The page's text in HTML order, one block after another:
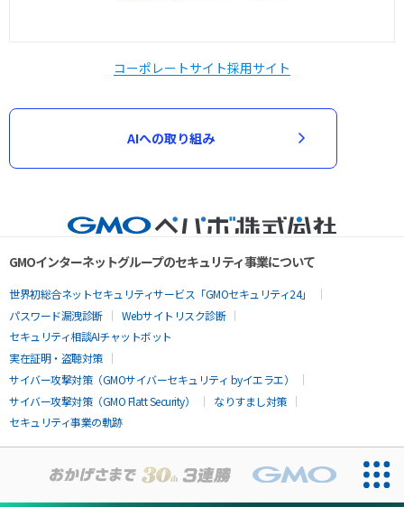
コーポレートサイト採用サイト
AIへの取り組み
GMOインターネットグループのセキュリティ事業について
世界初総合ネットセキュリティサービス「GMOセキュリティ24」
パスワード漏洩診断
Webサイトリスク診断
セキュリティ相談AIチャットボット
実在証明・盗聴対策
サイバー攻撃対策（GMOサイバーセキュリティ byイエラエ）
サイバー攻撃対策（GMO Flatt Security）
なりすまし対策
セキュリティ事業の軌跡